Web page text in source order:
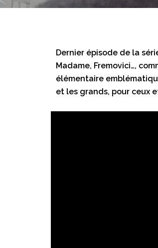
Dernier épisode de la
Madame, Fremovici…,
élémentaire
et les grands, pour ceux